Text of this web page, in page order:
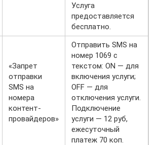
Услуга
предоставляется
бесплатно.
«Запрет
отправки
SMS на
номера
контент-
провайдеров»
Отправить SMS на
номер 1069 с
текстом: ON — для
включения услуги;
OFF — для
отключения услуги.
Подключение
услуги — 12 руб,
ежесуточный
платеж 70 коп.